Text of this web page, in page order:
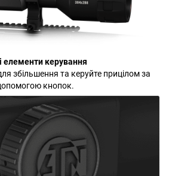
елементи керування
збільшення та керуйте прицілом за
кнопок.